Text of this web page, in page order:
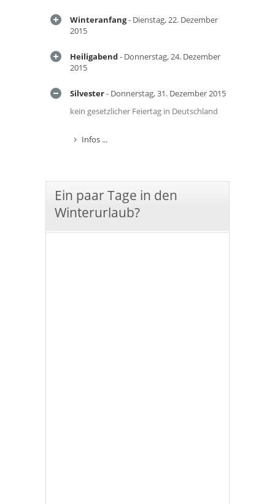
Winteranfang- Dienstag, 22. Dezember
2015
Heiligabend- Donnerstag, 24. Dezember
2015
Silvester- Donnerstag, 31. Dezember 2015
kein gesetzlicher Feiertag in Deutschland
Infos ...
Ein paar Tage in den
Winterurlaub?